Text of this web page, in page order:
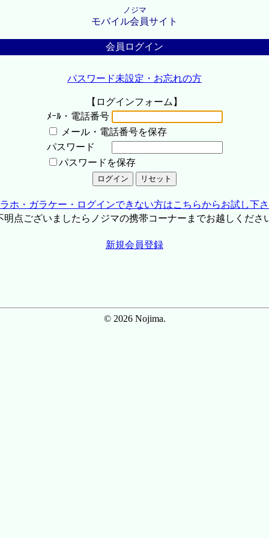
ノジマ
モバイル会員サイト
会員ログイン
パスワード未設定・お忘れの方
【ログインフォーム】
ﾒｰﾙ・電話番号
メール・電話番号を保存
パスワード
パスワードを保存
ホ・ガラケー・ログインできない方はこちらからお試し下
点ございましたらノジマの携帯コーナーまでお越しくださ
新規会員登録
© 2026 Nojima.